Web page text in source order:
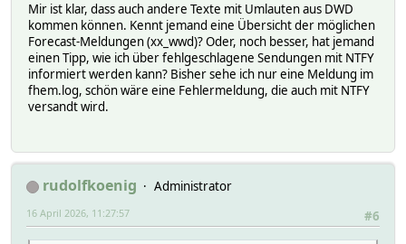
Mir ist klar, dass auch andere Texte mit Umlauten aus DWD
kommen können. Kennt jemand eine Übersicht der möglichen
Forecast-Meldungen (xx_wwd)? Oder, noch besser, hat jemand
einen Tipp, wie ich über fehlgeschlagene Sendungen mit NTFY
informiert werden kann? Bisher sehe ich nur eine Meldung im
fhem.log, schön wäre eine Fehlermeldung, die auch mit NTFY
versandt wird.
rudolfkoenig
Administrator
#6
16 April 2026, 11:27:57